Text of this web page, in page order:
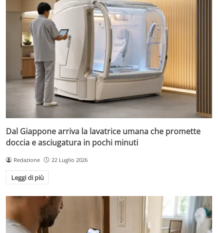
Dal Giappone arriva la lavatrice umana che promette
doccia e asciugatura in pochi minuti
Redazione 22 Luglio 2026
Leggi di più